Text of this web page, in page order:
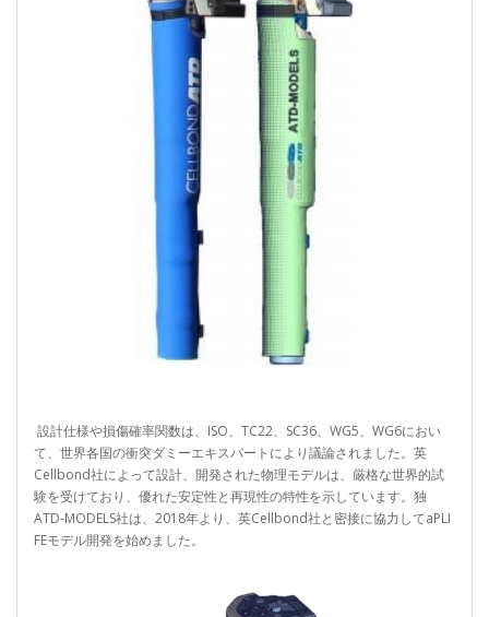
設計仕様や損傷確率関数は、ISO、TC22、SC36、WG5、WG6におい
て、世界各国の衝突ダミーエキスパートにより議論されました。英
Cellbond社によって設計、開発された物理モデルは、厳格な世界的試
験を受けており、優れた安定性と再現性の特性を示しています。独
ATD-MODELS社は、2018年より、英Cellbond社と密接に協力してaPLI
FEモデル開発を始めました。